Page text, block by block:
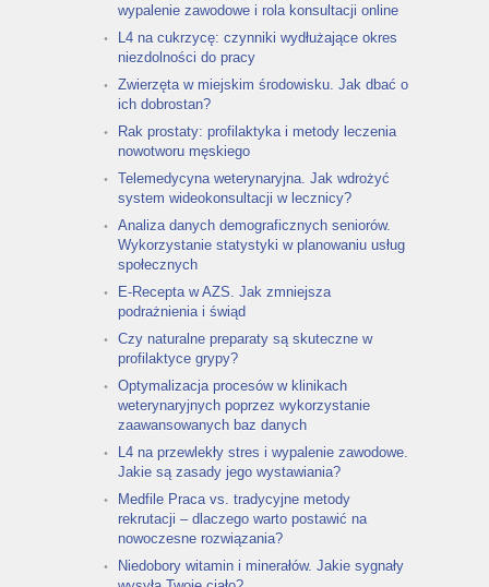
wypalenie zawodowe i rola konsultacji online
L4 na cukrzycę: czynniki wydłużające okres
niezdolności do pracy
Zwierzęta w miejskim środowisku. Jak dbać o
ich dobrostan?
Rak prostaty: profilaktyka i metody leczenia
nowotworu męskiego
Telemedycyna weterynaryjna. Jak wdrożyć
system wideokonsultacji w lecznicy?
Analiza danych demograficznych seniorów.
Wykorzystanie statystyki w planowaniu usług
społecznych
E-Recepta w AZS. Jak zmniejsza
podrażnienia i świąd
Czy naturalne preparaty są skuteczne w
profilaktyce grypy?
Optymalizacja procesów w klinikach
weterynaryjnych poprzez wykorzystanie
zaawansowanych baz danych
L4 na przewlekły stres i wypalenie zawodowe.
Jakie są zasady jego wystawiania?
Medfile Praca vs. tradycyjne metody
rekrutacji – dlaczego warto postawić na
nowoczesne rozwiązania?
Niedobory witamin i minerałów. Jakie sygnały